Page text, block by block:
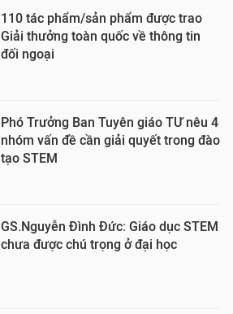
110 tác phẩm/sản phẩm được trao
Giải thưởng toàn quốc về thông tin
đối ngoại
Phó Trưởng Ban Tuyên giáo TƯ nêu 4
nhóm vấn đề cần giải quyết trong đào
tạo STEM
GS.Nguyễn Đình Đức: Giáo dục STEM
chưa được chú trọng ở đại học